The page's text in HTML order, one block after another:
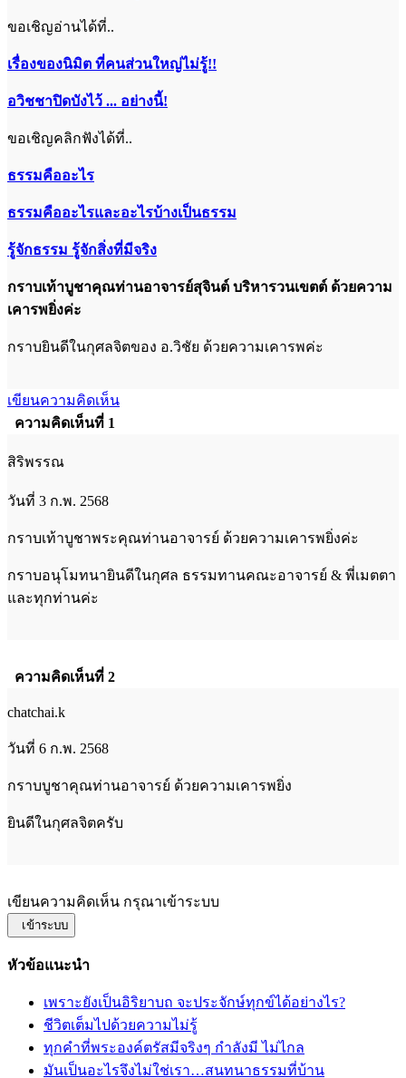
ขอเชิญอ่านได้ที่..
เรื่องของนิมิต ที่คนส่วนใหญ่ไม่รู้!!
อวิชชาปิดบังไว้ ... อย่างนี้!
ขอเชิญคลิกฟังได้ที่..
ธรรมคืออะไร
ธรรมคืออะไรและอะไรบ้างเป็นธรรม
รู้จักธรรม รู้จักสิ่งที่มีจริง
กราบเท้าบูชาคุณท่านอาจารย์สุจินต์ บริหารวนเขตต์ ด้วยความ
เคารพยิ่งค่ะ
กราบยินดีในกุศลจิตของ อ.วิชัย ด้วยความเคารพค่ะ
เขียนความคิดเห็น
ความคิดเห็นที่ 1
สิริพรรณ
วันที่ 3 ก.พ. 2568
กราบเท้าบูชาพระคุณท่านอาจารย์ ด้วยความเคารพยิ่งค่ะ
กราบอนุโมทนายินดีในกุศล ธรรมทานคณะอาจารย์ & พี่เมตตา
และทุกท่านค่ะ
ความคิดเห็นที่ 2
chatchai.k
วันที่ 6 ก.พ. 2568
กราบบูชาคุณท่านอาจารย์ ด้วยความเคารพยิ่ง
ยินดีในกุศลจิตครับ
เขียนความคิดเห็น กรุณาเข้าระบบ
เข้าระบบ
หัวข้อแนะนำ
เพราะยังเป็นอิริยาบถ จะประจักษ์ทุกข์ได้อย่างไร?
ชีวิตเต็มไปด้วยความไม่รู้
ทุกคำที่พระองค์ตรัสมีจริงๆ กำลังมี ไม่ไกล
มันเป็นอะไรจึงไม่ใช่เรา…สนทนาธรรมที่บ้าน